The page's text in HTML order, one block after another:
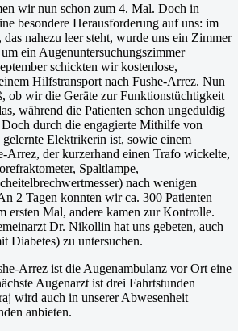
wir nun schon zum 4. Mal. Doch in
besondere Herausforderung auf uns: im
nahezu leer steht, wurde uns ein Zimmer
ein Augenuntersuchungszimmer
schickten wir kostenlose,
Hilfstransport nach Fushe-Arrez. Nun
ob wir die Geräte zur Funktionstüchtigkeit
während die Patienten schon ungeduldig
durch die engagierte Mithilfe von
Elektrikerin ist, sowie einem
Arrez, der kurzerhand einen Trafo wickelte,
Spaltlampe,
nach wenigen
2 Tagen konnten wir ca. 300 Patienten
ersten Mal, andere kamen zur Kontrolle.
Dr. Nikollin hat uns gebeten, auch
Diabetes) zu untersuchen.
Arrez ist die Augenambulanz vor Ort eine
Augenarzt ist drei Fahrtstunden
wird auch in unserer Abwesenheit
anbieten.